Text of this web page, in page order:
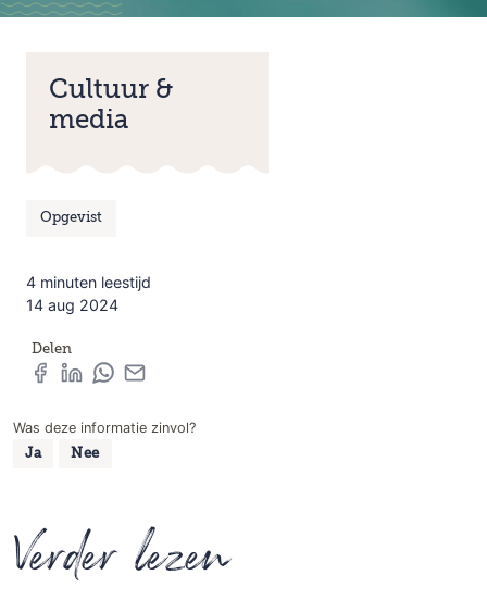
Cultuur &
media
Opgevist
4 minuten leestijd
14 aug 2024
Delen
Was deze informatie zinvol?
Ja Nee
Verder lezen